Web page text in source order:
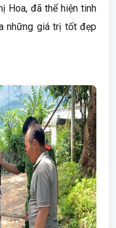
Hoa, đã thể hiện tinh
những giá trị tốt đẹp